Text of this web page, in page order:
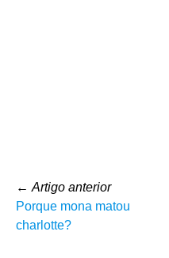
← Artigo anterior
Porque mona matou
charlotte?